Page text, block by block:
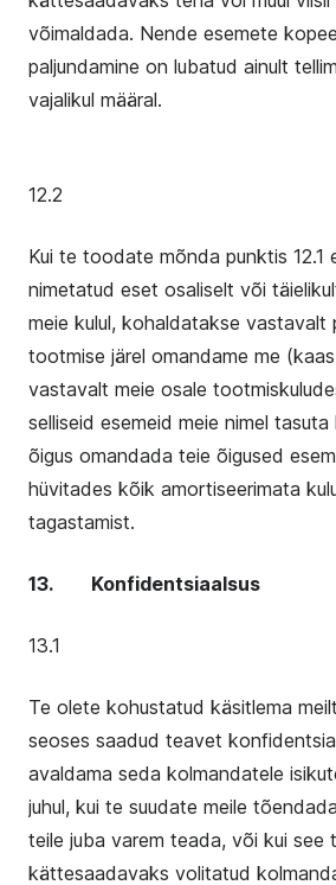
võimaldada. Nende esemete
paljundamine on lubatud ainult
vajalikul määral.
12.2
Kui te toodate mõnda punktis 12.1
nimetatud eset osaliselt või
meie kulul, kohaldatakse vastavalt
tootmise järel omandame me
vastavalt meie osale
selliseid esemeid meie nimel
õigus omandada teie õigused
hüvitades kõik amortiseerimata
tagastamist.
13. Konfidentsiaalsus
13.1
Te olete kohustatud käsitlema
seoses saadud teavet
avaldama seda kolmandatele
juhul, kui te suudate meile
teile juba varem teada, või kui see
kättesaadavaks volitatud